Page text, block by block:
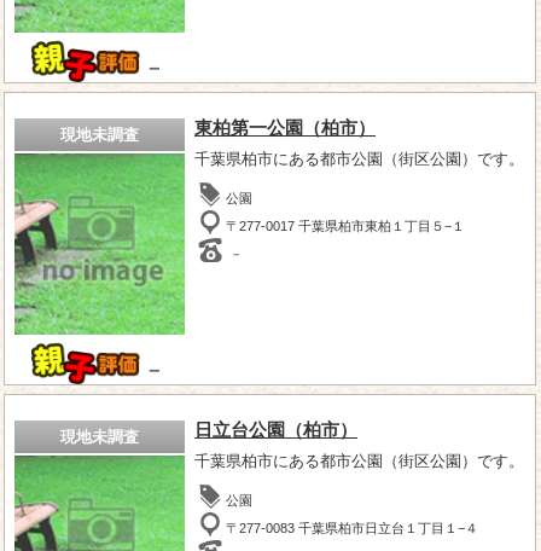
－
現地未調査
－
東柏第一公園（柏市）
千葉県柏市にある都市公園（街区公園）です。
公園
〒277-0017 千葉県柏市東柏１丁目５−１
－
現地未調査 日立台公園（柏市）
千葉県柏市にある都市公園（街区公園）です。
公園
〒277-0083 千葉県柏市日立台１丁目１−４